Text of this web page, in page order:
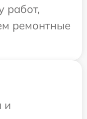
работ,
ремонтные
и